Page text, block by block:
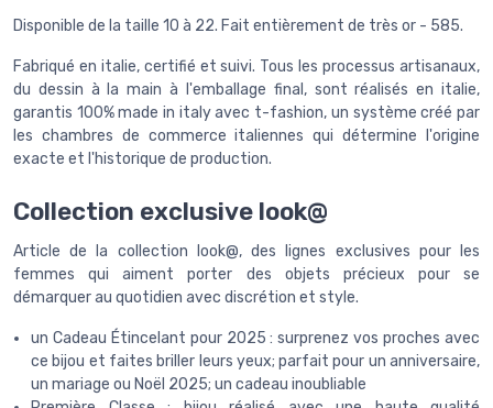
Disponible de la taille 10 à 22. Fait entièrement de très or - 585.
Fabriqué en italie, certifié et suivi. Tous les processus artisanaux,
du dessin à la main à l'emballage final, sont réalisés en italie,
garantis 100% made in italy avec t-fashion, un système créé par
les chambres de commerce italiennes qui détermine l'origine
exacte et l'historique de production.
Collection exclusive look@
Article de la collection look@, des lignes exclusives pour les
femmes qui aiment porter des objets précieux pour se
démarquer au quotidien avec discrétion et style.
un Cadeau Étincelant pour 2025 : surprenez vos proches avec
ce bijou et faites briller leurs yeux; parfait pour un anniversaire,
un mariage ou Noël 2025; un cadeau inoubliable